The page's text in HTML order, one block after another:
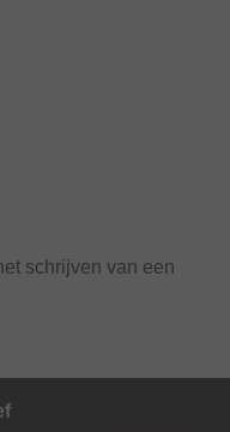
schrijven van een